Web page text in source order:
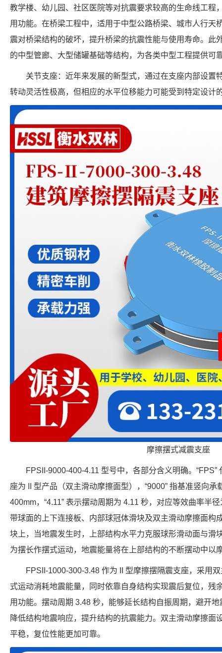
教学楼、幼儿园、社区医院等对抗震要求较高的生命线工程
用功能。在桥梁工程中，适用于中型公路桥梁、城市人行天
震对桥梁结构的破坏，提升桥梁的抗震性能与使用寿命。此
的中型管廊、大型储罐基础等结构，为各类中型工程提供可
关节支座：近年来发展的新型式，通过在支座内部设置
转动灵活性极高，但相应的水平位移能力可能受到特定设计
摩擦摆式减震支座
FPSII-9000-400-4.11 型号中，各部分含义明确。“FPS”
座为 II 型产品（双主滑动摩擦面型），“9000” 指基准竖向承
400mm，“4.11” 表示摆动周期为 4.11 秒，对应等效曲率半
带球面的上下连接板、内部球冠体滑块及双主滑动摩擦面构
块上，当地震发生时，上部结构水平力克服球形滑动面与滑
为摆长作摆式运动，地震能量将在上部结构的不断摆动中以
FPSII-1000-300-3.48 作为 II 型摩擦摆隔震支座，采用
式运动消耗地震能量，同时依靠自身结构实现震后复位，残
用功能。摆动周期 3.48 秒，能够延长结构自振周期，避开
降低结构地震响应，提升结构的抗震能力。双主滑动摩擦面
平稳，复位性能更加可靠。